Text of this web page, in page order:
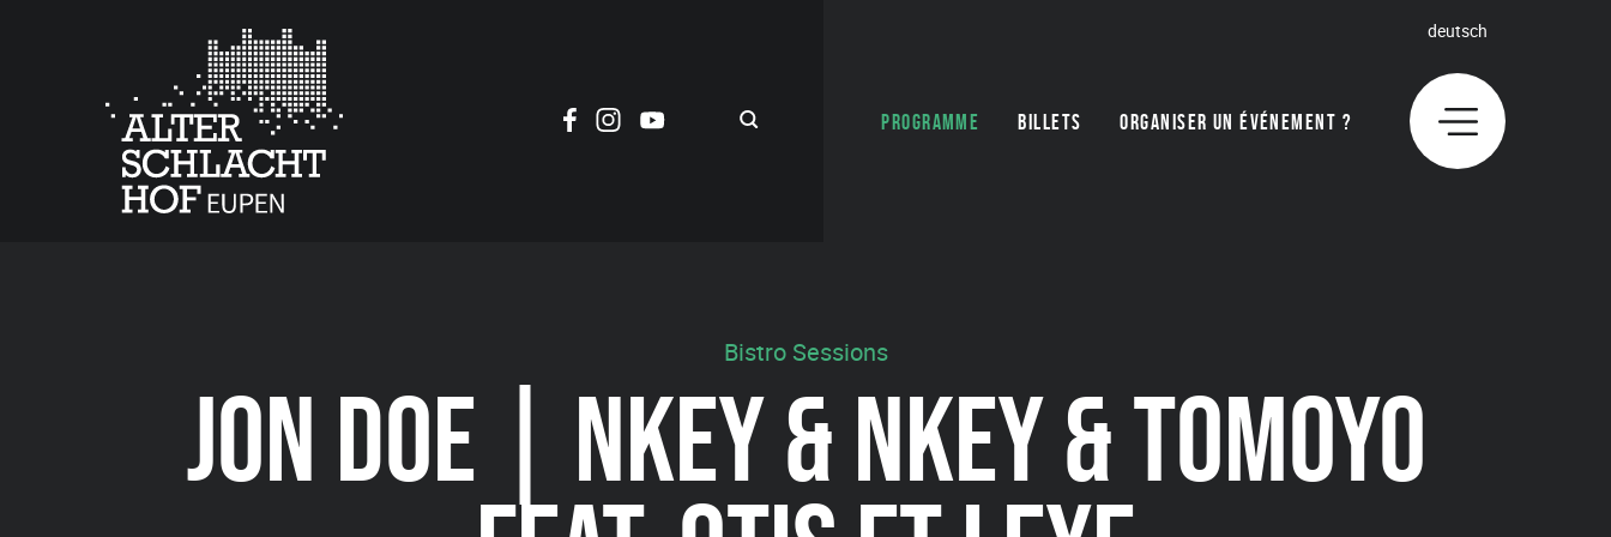
PROGRAMME BILLETS ORGANISER UN ÉVÉNEMENT ?
deutsch
Bistro Sessions
JON DOE | NKEY & NKEY & TOMOYO